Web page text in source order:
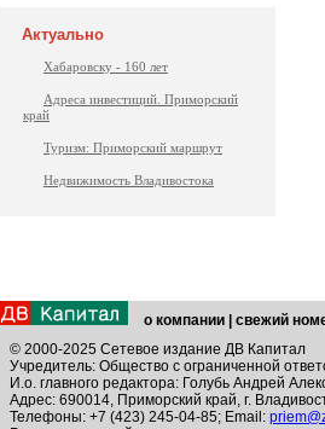
Актуально
Хабаровску - 160 лет
Адреса инвестиций. Приморский
край
Туризм: Приморский маршрут
Недвижимость Владивостока
о компании свежий
© 2000-2025 Сетевое издание ДВ Капитал
Учредитель: Общество с ограниченной
И.о. главного редактора: Голубь Андрей
Адрес: 690014, Приморский край, г.
Телефоны: +7 (423) 245-04-85; Email: